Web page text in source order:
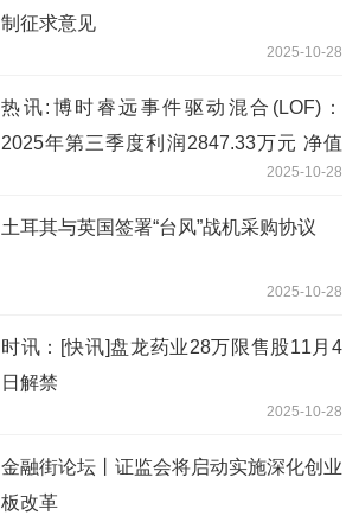
制征求意见
2025-10-28
热讯:博时睿远事件驱动混合(LOF)：
2025年第三季度利润2847.33万元 净值
2025-10-28
土耳其与英国签署“台风”战机采购协议
2025-10-28
时讯：[快讯]盘龙药业28万限售股11月4
日解禁
2025-10-28
金融街论坛丨证监会将启动实施深化创业
板改革